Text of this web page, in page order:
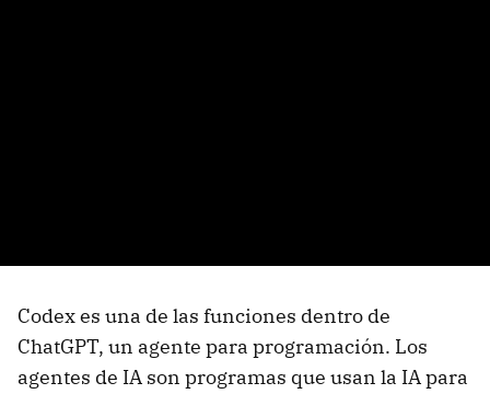
Codex es una de las funciones dentro de
ChatGPT, un agente para programación. Los
agentes de IA son programas que usan la IA para